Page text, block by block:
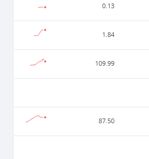
0.13
1.84
109.99
87.50